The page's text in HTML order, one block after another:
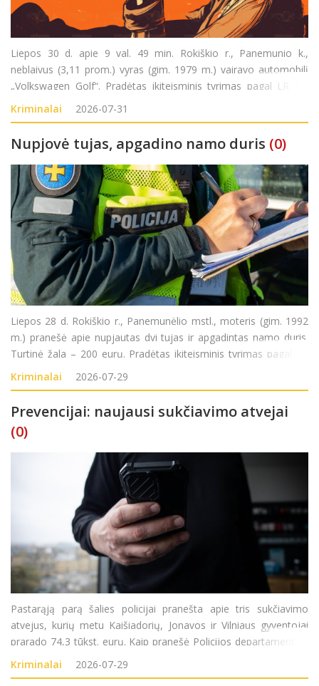
Liepos 30 d. apie 9 val. 49 min. Rokiškio r., Panemunio k.,
neblaivus (3,11 prom.) vyras (gim. 1979 m.) vairavo automobilį
„Volkswagen Golf“. Pradėtas ikiteisminis tyrimas pagal LR BK
281 str.(Kelių transporto eismo saugumo ar transporto
priemonių eksploatavimo taisyklių pažeidim
Kriminalai 2026-07-31
Nupjovė tujas, apgadino namo duris (0)
Liepos 28 d. Rokiškio r., Panemunėlio mstl., moteris (gim. 1992
m.) pranešė apie nupjautas dvi tujas ir apgadintas namo duris.
Turtinė žala – 200 eurų. Pradėtas ikiteisminis tyrimas pagal LR
BK 187 str. (Turto sunaikinimas ar sugadinimas).
Kriminalai 2026-07-29
Prevencijai: naujausi sukčiavimo atvejai
(0)
Pastarąją parą šalies policijai pranešta apie tris sukčiavimo
atvejus, kurių metu Kaišiadorių, Jonavos ir Vilniaus gyventojai
prarado 74,3 tūkst. eurų. Kaip pranešė Policijos departamentas,
trečiadienį į Kaišiadorių rajono policijos komisariatą kreipėsi
1946 metai
Kriminalai 2026-07-29